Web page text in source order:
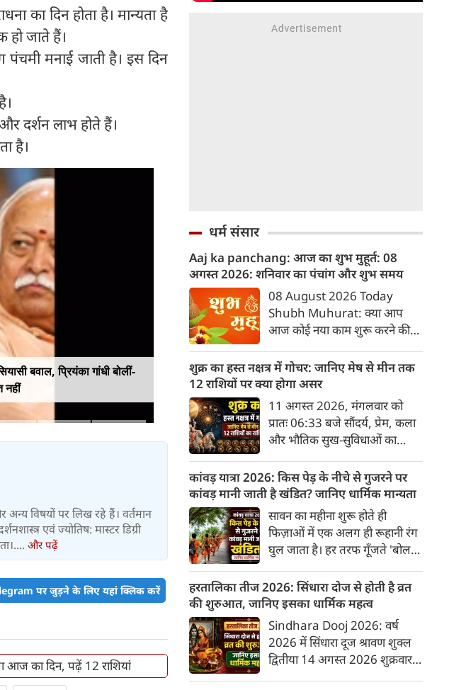
का दिन होता है। मान्यता है
जाते हैं।
मनाई जाती है। इस दिन
दर्शन लाभ होते हैं।
है।
बवाल, प्रियंका गांधी बोलीं-
नहीं
अन्य विषयों पर लिख रहे हैं। वर्तमान
एवं ज्योतिष: मास्टर डिग्री
और पढ़ें
पर जुड़ने के लिए यहां क्लिक करें
आज का दिन, पढ़ें 12 राशियां
धर्म संसार
Aaj ka panchang: आज का शुभ मुहूर्त: 08
अगस्‍त 2026: शनिवार का पंचांग और शुभ समय
08 August 2026 Today
Shubh Muhurat: क्या आप
आज कोई नया काम शुरू करने की
लेने वाले हैं? ज्योतिष और पंचांग के
अनुसार, किसी भी शुभ कार्य को सही
मुहूर्त में करने से सफलता की
संभावना बढ़ जाती है। 'वेबदुनिया'
आपके लिए लेकर आया है 08
अगस्‍त, 2026 का विशेष पंचांग और
शुभ-अशुभ मुहूर्त।
शुक्र का हस्त नक्षत्र में गोचर: जानिए मेष से मीन तक
12 राशियों पर क्या होगा असर
11 अगस्त 2026, मंगलवार को
प्रातः 06:33 बजे सौंदर्य, प्रेम, कला
और भौतिक सुख-सुविधाओं का
के चतुर्थ पद से निकलकर हस्त नक्षत्र
के प्रथम पद में प्रवेश करेगा। हस्त
नक्षत्र के स्वामी चंद्रमा हैं, जो मन और
भावनाओं का प्रतिनिधित्व करते हैं।
सौंदर्य के कारक शुक्र का चंद्रमा के
नक्षत्र में प्रवेश सभी 12 राशियों के
जीवन में रचनात्मकता, आर्थिक
स्थिति और व्यक्तिगत संबंधों पर
गहरा प्रभाव डालेगा।
कांवड़ यात्रा 2026: किस पेड़ के नीचे से गुजरने पर
कांवड़ मानी जाती है खंडित? जानिए धार्मिक मान्यता
सावन का महीना शुरू होते ही
फिज़ाओं में एक अलग ही रूहानी रंग
घुल जाता है। हर तरफ गूँजते 'बोल
श्रद्धालुओं का सैलाब इस बात की
गवाही देता है कि कांवड़ यात्रा महज़
एक सफ़र नहीं, बल्कि महादेव के प्रति
अटूट आस्था का इम्तिहान है। मीलों
पैदल चलकर पवित्र नदियों का जल
शिव धाम तक पहुँचाना जितना कठिन
है, उतना ही कड़ा है इस यात्रा के
हरतालिका तीज 2026: सिंधारा दोज से होती है व्रत
की शुरुआत, जानिए इसका धार्मिक महत्व
Sindhara Dooj 2026: वर्ष
2026 में सिंधारा दूज श्रावण शुक्ल
द्वितीया 14 अगस्त 2026 शुक्रवार